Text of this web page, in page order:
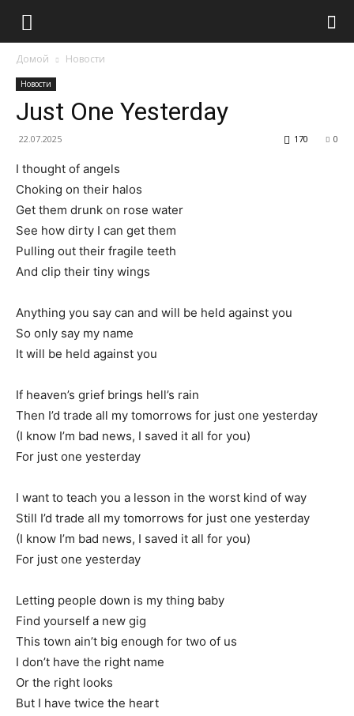
Домой Новости
Новости
Just One Yesterday
22.07.2025 0
170
I thought of angels
Choking on their halos
Get them drunk on rose water
See how dirty I can get them
Pulling out their fragile teeth
And clip their tiny wings
Anything you say can and will be held against you
So only say my name
It will be held against you
If heaven’s grief brings hell’s rain
Then I’d trade all my tomorrows for just one yesterday
(I know I’m bad news, I saved it all for you)
For just one yesterday
I want to teach you a lesson in the worst kind of way
Still I’d trade all my tomorrows for just one yesterday
(I know I’m bad news, I saved it all for you)
For just one yesterday
Letting people down is my thing baby
Find yourself a new gig
This town ain’t big enough for two of us
I don’t have the right name
Or the right looks
But I have twice the heart